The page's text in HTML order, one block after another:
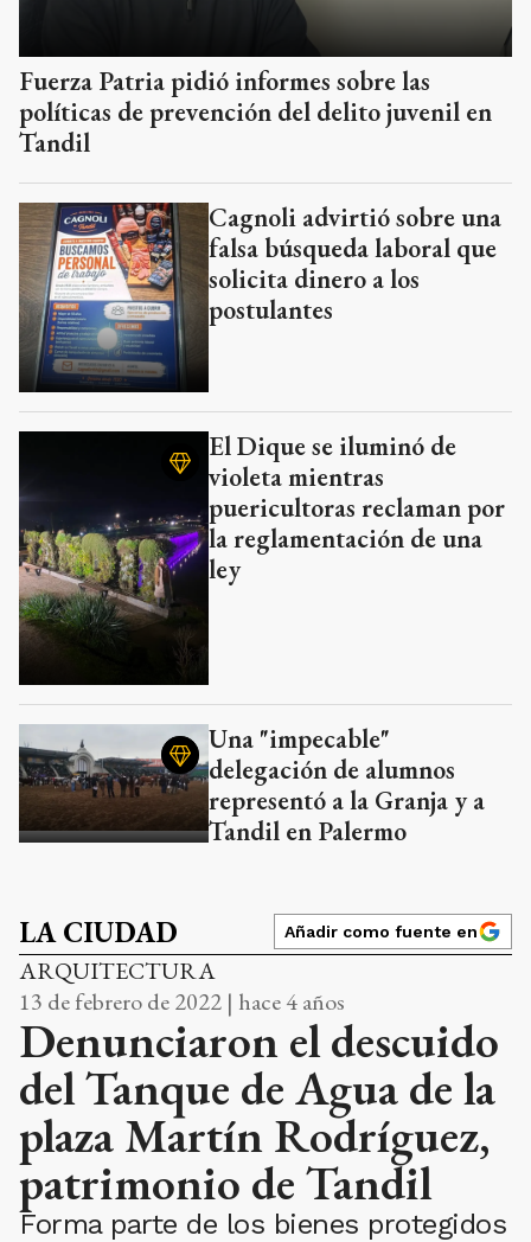
Fuerza Patria pidió informes sobre las
políticas de prevención del delito juvenil en
Tandil
Cagnoli advirtió sobre una
falsa búsqueda laboral que
solicita dinero a los
postulantes
El Dique se iluminó de
violeta mientras
puericultoras reclaman por
la reglamentación de una
ley
Una "impecable"
delegación de alumnos
representó a la Granja y a
Tandil en Palermo
LA CIUDAD Añadir como fuente en
ARQUITECTURA
13 de febrero de 2022 | hace 4 años
Denunciaron el descuido
del Tanque de Agua de la
plaza Martín Rodríguez,
patrimonio de Tandil
Forma parte de los bienes protegidos